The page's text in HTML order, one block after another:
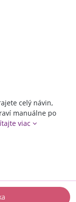
celý návin,
manuálne po
viac